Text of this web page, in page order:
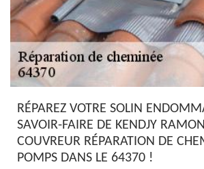
RÉPAREZ VOTRE SOLIN
SAVOIR-FAIRE DE KENDJY
COUVREUR RÉPARATION DE
POMPS DANS LE 64370 !